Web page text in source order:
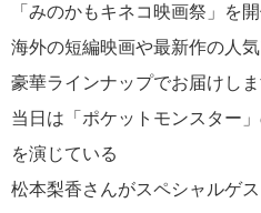
「みのかもキネコ映画祭」を開
海外の短編映画や最新作の人気
豪華ラインナップでお届けしま
当日は「ポケットモンスター
を演じている
松本梨香さんがスペシャルゲ